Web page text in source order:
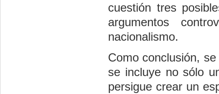
cuestión tres
argumentos
nacionalismo.
Como conclusión,
se incluye no sólo
persigue crear un